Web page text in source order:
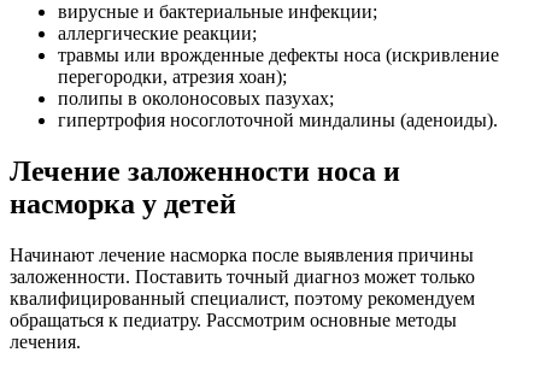
вирусные и бактериальные инфекции;
аллергические реакции;
травмы или врожденные дефекты носа (искривление
перегородки, атрезия хоан);
полипы в околоносовых пазухах;
гипертрофия носоглоточной миндалины (аденоиды).
Лечение заложенности носа и
насморка у детей
Начинают лечение насморка после выявления причины
заложенности. Поставить точный диагноз может только
квалифицированный специалист, поэтому рекомендуем
обращаться к педиатру. Рассмотрим основные методы
лечения.